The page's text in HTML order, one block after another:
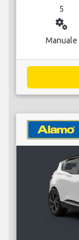
5
miscellaneous_services
Manuale